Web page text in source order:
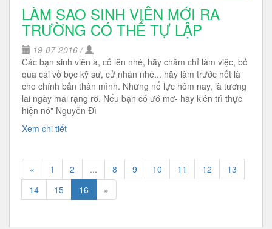
LÀM SAO SINH VIÊN MỚI RA
TRƯỜNG CÓ THỂ TỰ LẬP
19-07-2016 /
Các bạn sinh viên à, cố lên nhé, hãy chăm chỉ làm việc, bỏ
qua cái vỏ bọc kỹ sư, cử nhân nhé... hãy làm trước hết là
cho chính bản thân mình. Những nổ lực hôm nay, là tương
lai ngày mai rạng rỡ. Nếu bạn có ướ mơ- hãy kiên trì thực
hiện nó" Nguyễn Đì
Xem chi tiết
« 1 2 ... 8 9 10 11 12
13
14
15 16 »